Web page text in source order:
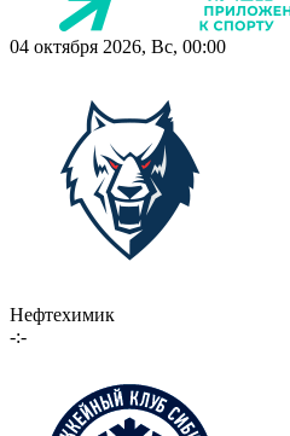
04 октября 2026, Вс, 00:00
Нефтехимик
-:-